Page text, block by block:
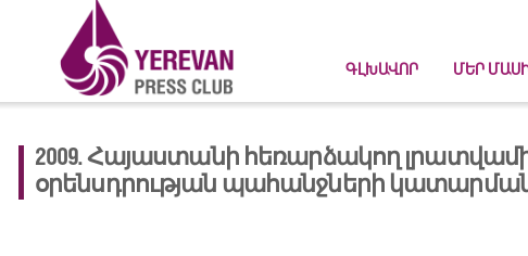
ԳԼԽԱՎՈՐ ՄԵՐ
2009. Հայաստանի հեռարձակող
օրենսդրության պահանջների